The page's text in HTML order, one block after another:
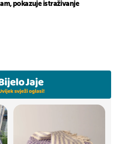
pokazuje istraživanje